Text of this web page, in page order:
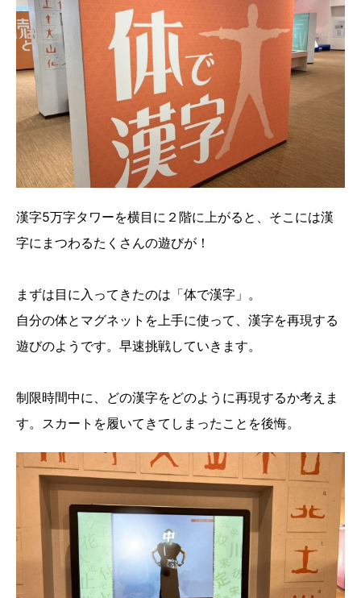
漢字5万字タワーを横目に２階に上がると、そこには漢
字にまつわるたくさんの遊びが！
まずは目に入ってきたのは「体で漢字」。
自分の体とマグネットを上手に使って、漢字を再現する
遊びのようです。早速挑戦していきます。
制限時間中に、どの漢字をどのように再現するか考えま
す。スカートを履いてきてしまったことを後悔。